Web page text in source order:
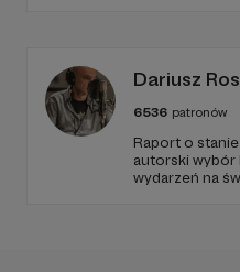
Dariusz
6536 patronów
Raport o
autorski wybór
wydarzeń na